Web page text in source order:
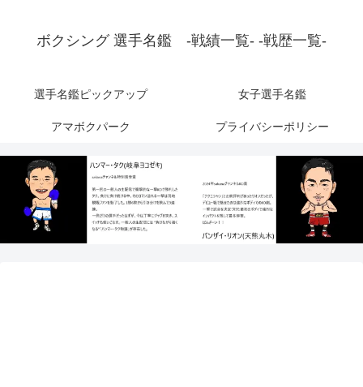
ボクシング 選手名鑑 -戦績一覧- -戦歴一覧-
選手名鑑ピックアップ 女子選手名鑑
アマボクパーク プライバシーポリシー